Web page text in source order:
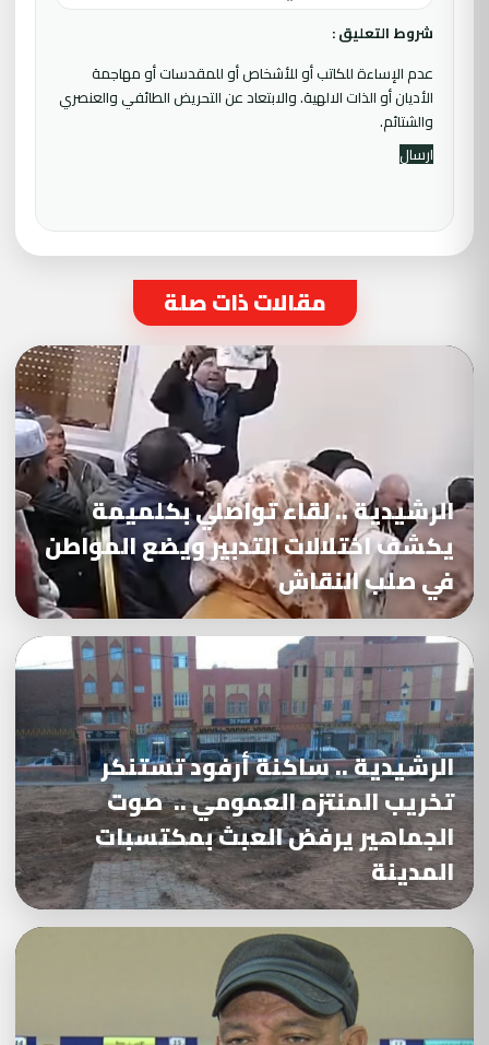
شروط التعليق :
عدم الإساءة للكاتب أو للأشخاص أو للمقدسات أو مهاجمة
الأديان أو الذات الالهية. والابتعاد عن التحريض الطائفي والعنصري
والشتائم.
مقالات ذات صلة
الرشيدية .. لقاء تواصلي بكلميمة
يكشف اختلالات التدبير ويضع المواطن
في صلب النقاش
الرشيدية .. ساكنة أرفود تستنكر
تخريب المنتزه العمومي .. صوت
الجماهير يرفض العبث بمكتسبات
المدينة